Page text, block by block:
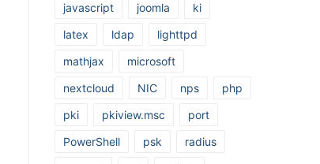
javascript
joomla
ki
latex
ldap
lighttpd
mathjax
microsoft
nextcloud
NIC nps
php
pki
pkiview.msc
port
PowerShell
psk
radius